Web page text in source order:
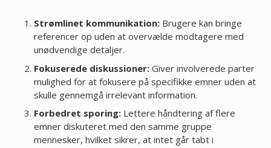
Strømlinet kommunikation:Brugere kan bringe
referencer op uden at overvælde modtagere med
unødvendige detaljer.
Fokuserede diskussioner:Giver involverede parter
mulighed for at fokusere på specifikke emner uden at
skulle gennemgå irrelevant information.
Forbedret sporing:Lettere håndtering af flere
emner diskuteret med den samme gruppe
mennesker, hvilket sikrer, at intet går tabt i